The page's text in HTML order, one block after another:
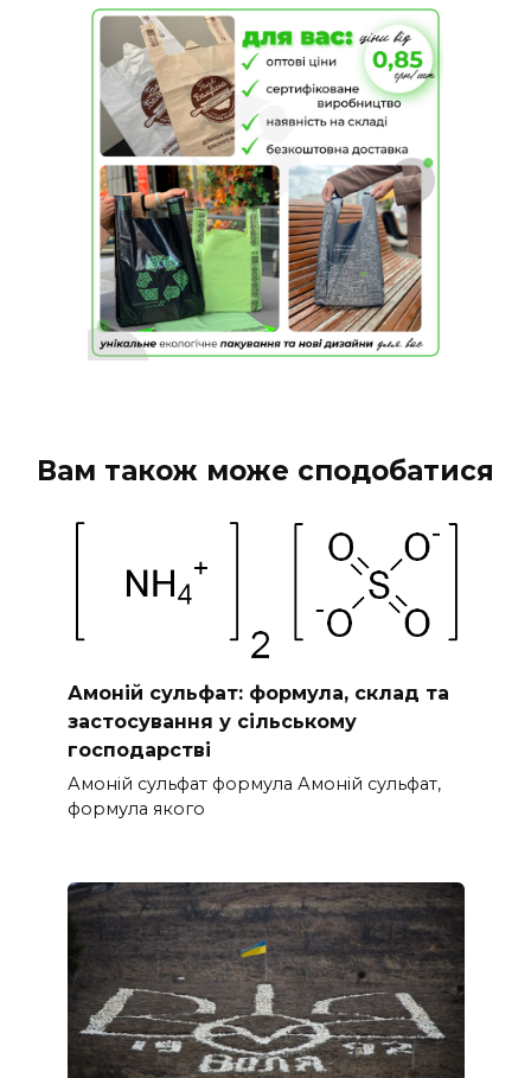
Вам також може сподобатися
Амоній сульфат: формула, склад та
застосування у сільському
господарстві
Амоній сульфат формула Амоній сульфат,
формула якого